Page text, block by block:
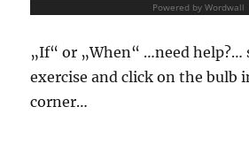
„If“ or „When“ …need
exercise and click on the bulb
corner…